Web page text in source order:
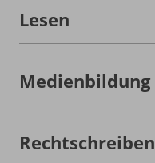
Lesen
Medienbildung
Rechtschreiben